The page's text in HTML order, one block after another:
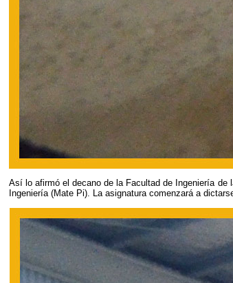
Así lo afirmó el decano de la Facultad de Ingeniería de
Ingeniería (Mate Pi). La asignatura comenzará a